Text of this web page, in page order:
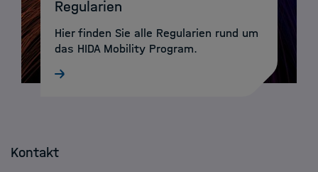
Regularien
Hier finden Sie alle Regularien rund um
das HIDA Mobility Program.
Kontakt